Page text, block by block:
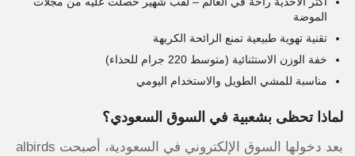
الموضة
تقنية تهوية طبيعية تمنع الرائحة الكريهة
خفة الوزن الاستثنائية (متوسط 220 جرام للحذاء)
مناسبة للمشي الطويل والاستخدام اليومي
لماذا تحظى بشعبية في السوق السعودي؟
بعد دخولها السوق الإلكتروني في السعودية، أصبحت albirds